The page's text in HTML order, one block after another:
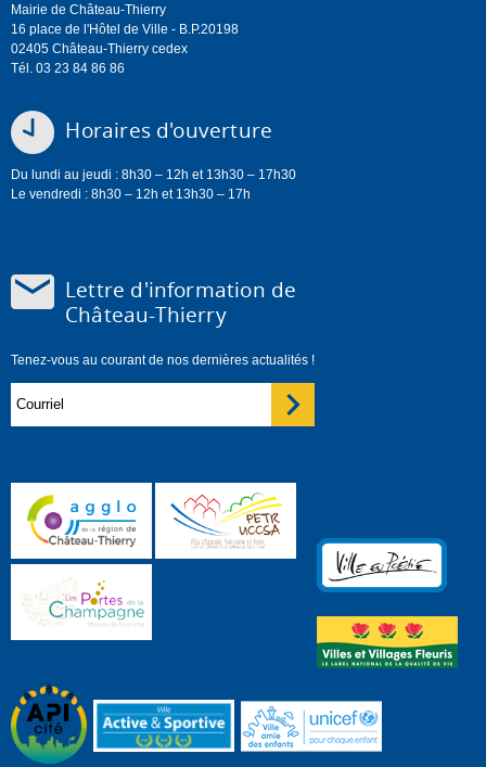
Mairie de Château-Thierry
16 place de l'Hôtel de Ville - B.P.20198
02405 Château-Thierry cedex
Tél. 03 23 84 86 86
Horaires d'ouverture
Du lundi au jeudi : 8h30 – 12h et 13h30 – 17h30
Le vendredi : 8h30 – 12h et 13h30 – 17h
Lettre d'information de
Château-Thierry
Tenez-vous au courant de nos dernières actualités !